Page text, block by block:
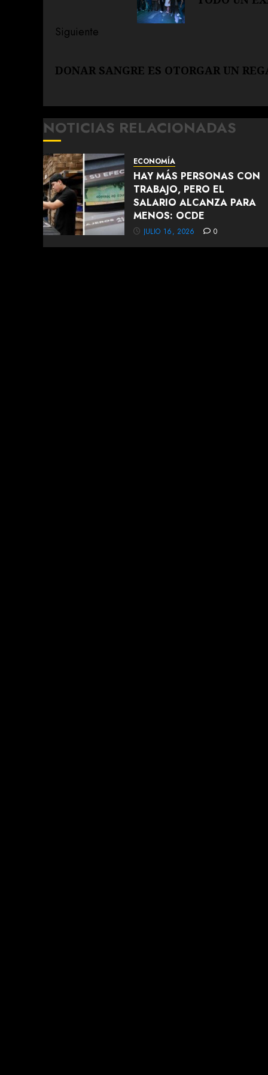
Siguiente
entrada:
DONAR SANGRE ES OTORGAR UN
NOTICIAS RELACIONADAS
ECONOMÍA
HAY MÁS PERSONAS CON
TRABAJO, PERO EL
SALARIO ALCANZA PARA
MENOS: OCDE
JULIO 16, 2026 0